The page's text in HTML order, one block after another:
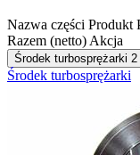
Nazwa części Produkt
Razem (netto) Akcja
Środek turbosprężarki 2
Środek turbosprężarki